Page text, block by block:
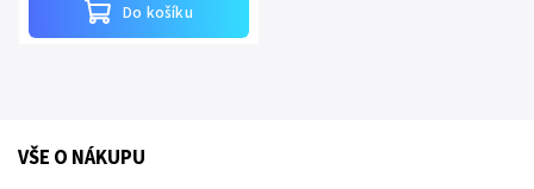
Do košíku
VŠE O NÁKUPU